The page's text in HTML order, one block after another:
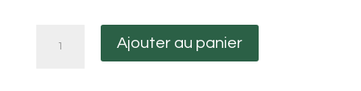
Ajouter au panier